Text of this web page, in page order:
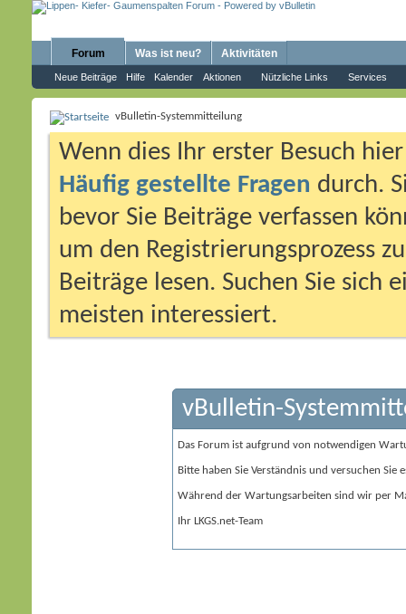
Forum
Neue Beiträge Hilfe Kalender Aktionen Nützliche Links Services
Was ist neu? Aktivitäten
vBulletin-Systemmitteilung
Wenn dies Ihr erster Besuch
Häufig gestellte Fragen durch.
bevor Sie Beiträge verfassen
um den Registrierungsprozess
Beiträge lesen. Suchen Sie sich
meisten interessiert.
vBulletin-
Das Forum ist aufgrund von notwendigen
Bitte haben Sie Verständnis und versuchen Sie
Während der Wartungsarbeiten sind wir per
Ihr LKGS.net-Team